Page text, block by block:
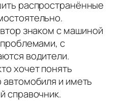
распространённые
знаком с машиной
с
водители.
хочет понять
автомобиля и иметь
справочник.